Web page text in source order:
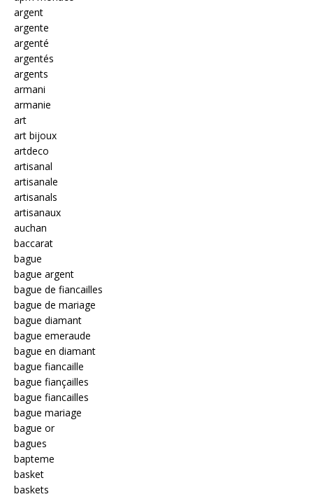
argent
argente
argenté
argentés
argents
armani
armanie
art
art bijoux
artdeco
artisanal
artisanale
artisanals
artisanaux
auchan
baccarat
bague
bague argent
bague de fiancailles
bague de mariage
bague diamant
bague emeraude
bague en diamant
bague fiancaille
bague fiançailles
bague fiancailles
bague mariage
bague or
bagues
bapteme
basket
baskets